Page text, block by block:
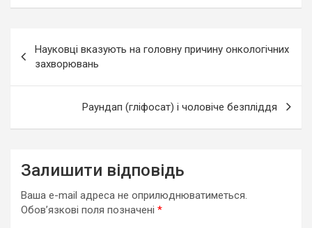
записів
Науковці вказують на головну причину онкологічних
захворювань
Раундап (гліфосат) і чоловіче безпліддя
Залишити відповідь
Ваша e-mail адреса не оприлюднюватиметься.
Обов’язкові поля позначені *